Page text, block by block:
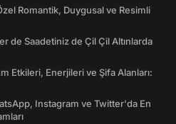
Romantik, Duygusal ve Resimli
de Saadetiniz de Çil Çil Altınlarda
Etkileri, Enerjileri ve Şifa Alanları:
Instagram ve Twitter'da En